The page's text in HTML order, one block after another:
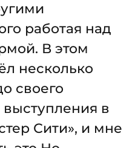
работая над
В этом
несколько
своего
в
Сити», и мне